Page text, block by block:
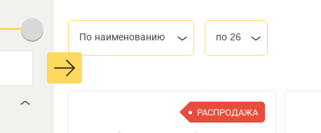
По наименованию по 26
РАСПРОДАЖА